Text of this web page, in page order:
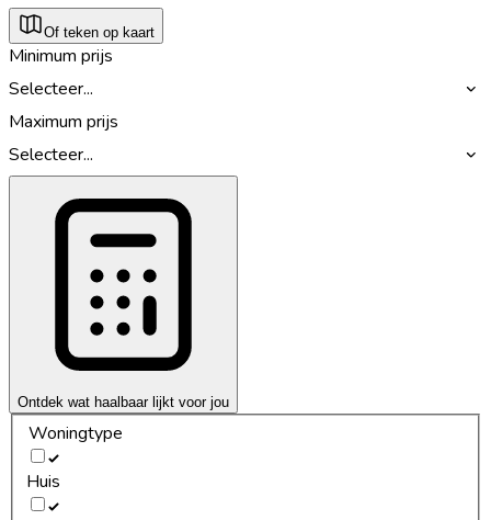
Of teken op kaart
Minimum prijs
Selecteer...
Maximum prijs
Selecteer...
Ontdek wat haalbaar lijkt voor jou
Woningtype
Huis